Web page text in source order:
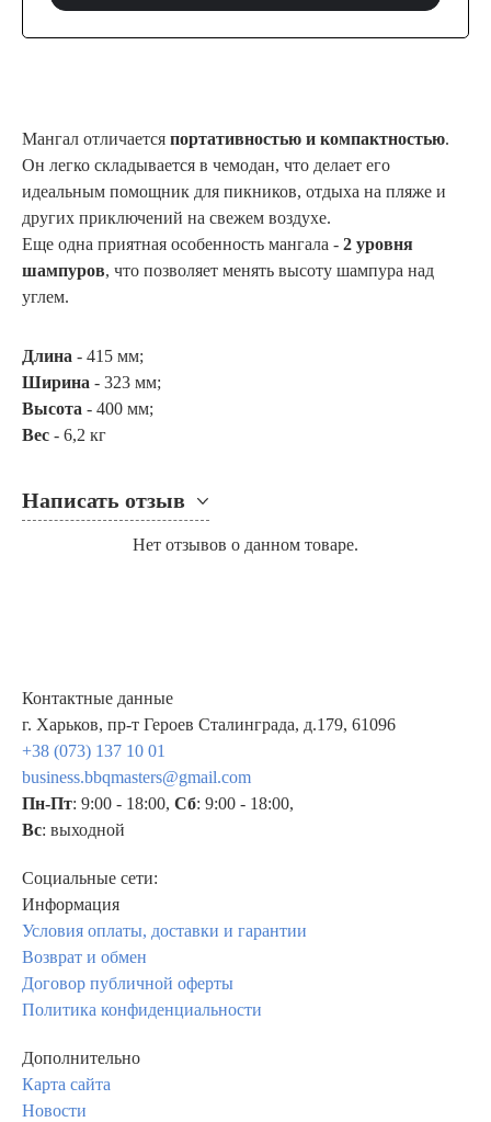
Мангал отличается портативностью и компактностью.
Он легко складывается в чемодан, что делает его
идеальным помощник для пикников, отдыха на пляже и
других приключений на свежем воздухе.
Еще одна приятная особенность мангала - 2 уровня
шампуров, что позволяет менять высоту шампура над
углем.
Длина - 415 мм;
Ширина - 323 мм;
Высота - 400 мм;
Вес - 6,2 кг
Написать отзыв
Нет отзывов о данном товаре.
Контактные данные
г. Харьков, пр-т Героев Сталинграда, д.179, 61096
+38 (073) 137 10 01
business.bbqmasters@gmail.com
Пн-Пт: 9:00 - 18:00, Сб: 9:00 - 18:00,
Вс: выходной
Социальные сети:
Информация
Условия оплаты, доставки и гарантии
Возврат и обмен
Договор публичной оферты
Политика конфиденциальности
Дополнительно
Карта сайта
Новости